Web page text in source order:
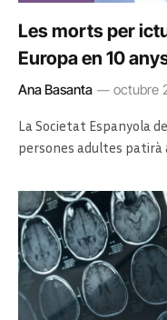
Les morts per
Europa en 10
Ana Basanta octubre
La Societat Espanyola
persones adultes patirà